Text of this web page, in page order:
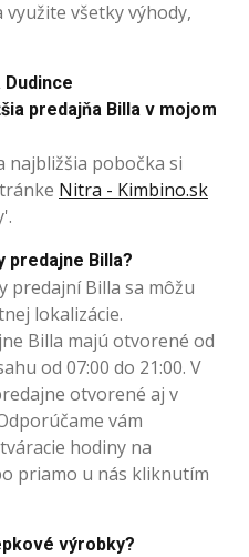
všetky výhody,
predajňa Billa v mojom
najbližšia pobočka si
Nitra - Kimbino.sk
predajne Billa?
predajní Billa sa môžu
lokalizácie.
Billa majú otvorené od
od 07:00 do 21:00. V
otvorené aj v
vám
hodiny na
priamo u nás kliknutím
výrobky?